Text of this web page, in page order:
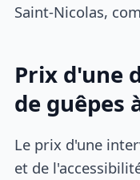
Saint-Nicolas,
Prix d'une
de guêpes
Le prix d'une
et de